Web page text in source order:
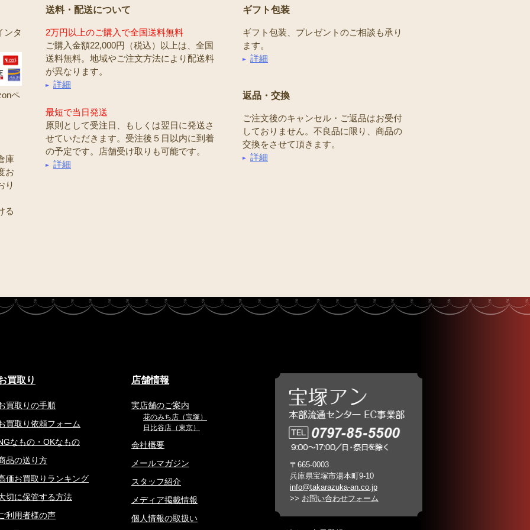
ンタ
ペ
庫
お
り
る
送料・配送について
2万円以上のご購入で全国送料無料
ご購入金額22,000円（税込）以上は、全国
送料無料。地域やご注文方法により配送料
が異なります。
詳細
最短で当日発送
原則として受注日、もしくは翌日に発送さ
せていただきます。受注後５日以内に到着
の予定です。店舗受け取りも可能です。
詳細
ギフト包装
ギフト包装、プレゼントのご相談も承り
ます。
詳細
返品・交換
ご注文後のキャンセル・ご返品はお受付
しておりません。不良品に限り、商品の
交換をさせて頂きます。
詳細
買取り
買取りの手順
買取り依頼フォーム
なもの・OKなもの
品の送り方
価お買取りランキング
切に保管する方法
利用者様の声
店舗情報
実店舗のご案内
花のみち店（宝塚）
日比谷店（東京）
会社概要
メールマガジン
スタッフ紹介
メディア掲載情報
個人情報の取扱い
〒665-0003
兵庫県宝塚市湯本町9-10
info@takarazuka-an.co.jp
>> お問い合わせフォーム